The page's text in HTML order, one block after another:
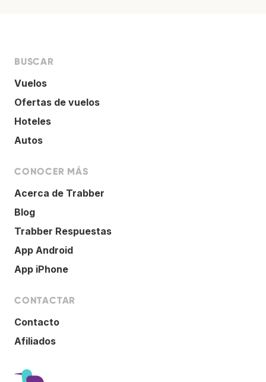
BUSCAR
Vuelos
Ofertas de vuelos
Hoteles
Autos
CONOCER MÁS
Acerca de Trabber
Blog
Trabber Respuestas
App Android
App iPhone
CONTACTAR
Contacto
Afiliados